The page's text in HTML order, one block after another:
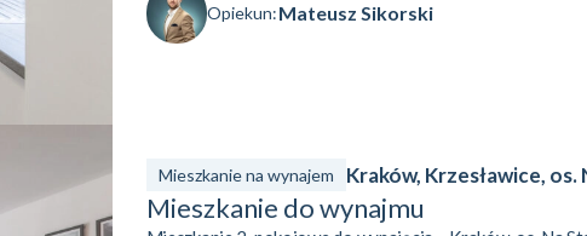
Opiekun:Mateusz Sikorski
Mieszkanie na wynajem Kraków, Krzesławice, os.
Mieszkanie do wynajmu